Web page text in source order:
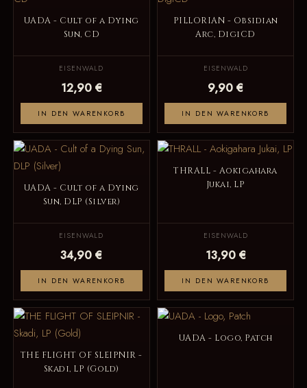
UADA - Cult of a Dying
Sun, CD
EISENWALD
12,90 €
IN DEN WARENKORB
PILLORIAN - Obsidian
Arc, DigiCD
EISENWALD
9,90 €
IN DEN WARENKORB
UADA - Cult of a Dying
Sun, DLP (Silver)
EISENWALD
34,90 €
IN DEN WARENKORB
THRALL - Aokigahara
Jukai, LP
EISENWALD
13,90 €
IN DEN WARENKORB
THE FLIGHT OF SLEIPNIR -
Skadi, LP (Gold)
UADA - Logo, Patch